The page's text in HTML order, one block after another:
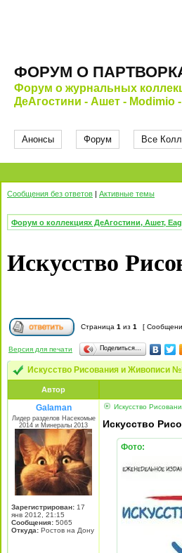
ФОРУМ О
Форум о журнальных
ДеАгостини - Ашет - Modimio
Анонсы Форум Все
Сообщения без ответов | Активные темы
Форум о коллекциях ДеАгостини, Ашет,
Искусство
Страница 1 из 1 [
Версия для печати Поделиться…
Искусство Рисования и Живописи
Автор
Galaman
Лидер разделов Насекомые
2014 и Минералы 2013
Зарегистрирован: 17
янв 2012, 21:15
Сообщения: 5065
Откуда: Ростов на Дону
Искусство
Искусство
Фото: